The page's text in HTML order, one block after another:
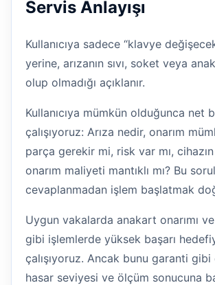
Servis Anlayışı
Kullanıcıya sadece “klavye
yerine, arızanın sıvı, soket veya
olup olmadığı açıklanır.
Kullanıcıya mümkün olduğunca net
çalışıyoruz: Arıza nedir, onarım
parça gerekir mi, risk var mı,
onarım maliyeti mantıklı mı? Bu
cevaplanmadan işlem başlatmak
Uygun vakalarda anakart onarımı ve
gibi işlemlerde yüksek başarı
çalışıyoruz. Ancak bunu garanti gibi
hasar seviyesi ve ölçüm sonucuna